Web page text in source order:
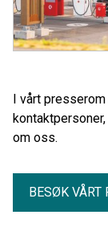
I vårt
om oss.
BESØK VÅRT